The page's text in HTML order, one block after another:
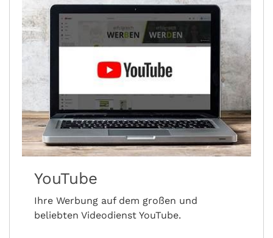
YouTube
Ihre Werbung auf dem großen und
beliebten Videodienst YouTube.